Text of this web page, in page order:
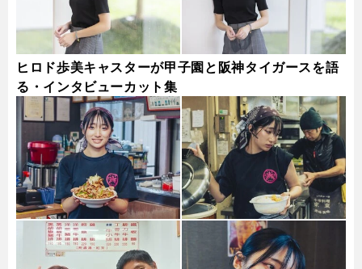
ヒロド歩美キャスターが甲子園と阪神タイガースを語
る・インタビューカット集